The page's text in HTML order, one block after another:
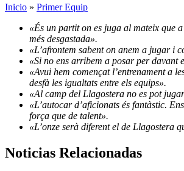
Inicio » Primer Equip
«És un partit on es juga al mateix que
més desgastada».
«L’afrontem sabent on anem a jugar i
«Si no ens arribem a posar per davant
«Avui hem començat l’entrenament a
desfà les igualtats entre els equips».
«Al camp del Llagostera no es pot
«L’autocar d’aficionats és fantàstic.
força que de talent».
«L’onze serà diferent el de Llagostera
Noticias Relacionadas